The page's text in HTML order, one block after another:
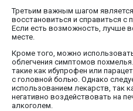
Третьим важным шагом
восстановиться и справиться с
Если есть возможность, лучше
месте.
Кроме того, можно
облегчения симптомов
такие как ибупрофен или
с головной болью. Однако
использованием лекарств, так
негативно воздействовать на
алкоголем.